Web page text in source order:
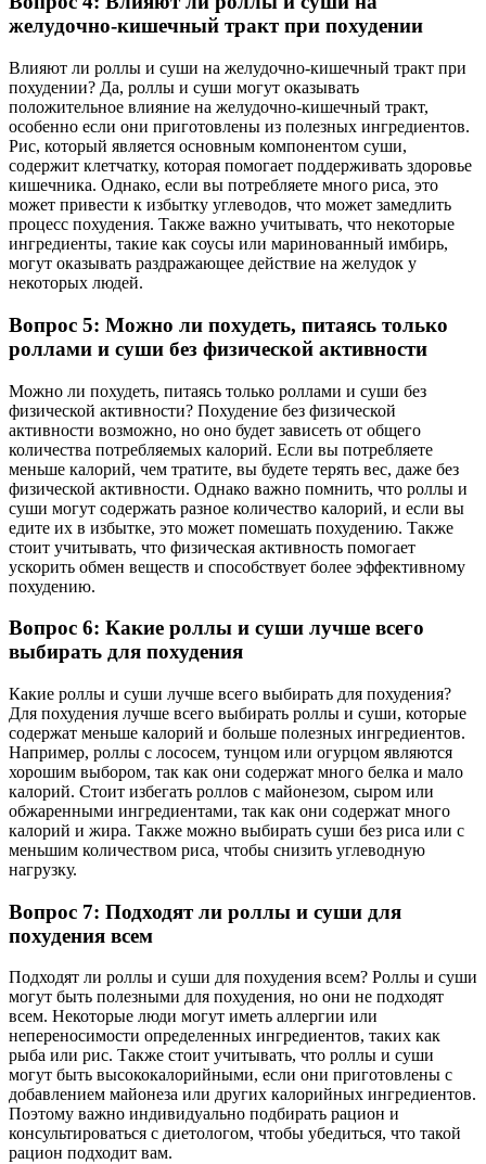
желудочно-кишечный тракт при похудении
Влияют ли роллы и суши на желудочно-кишечный тракт при
похудении? Да, роллы и суши могут оказывать
положительное влияние на желудочно-кишечный тракт,
особенно если они приготовлены из полезных ингредиентов.
Рис, который является основным компонентом суши,
содержит клетчатку, которая помогает поддерживать здоровье
кишечника. Однако, если вы потребляете много риса, это
может привести к избытку углеводов, что может замедлить
процесс похудения. Также важно учитывать, что некоторые
ингредиенты, такие как соусы или маринованный имбирь,
могут оказывать раздражающее действие на желудок у
некоторых людей.
Вопрос 5: Можно ли похудеть, питаясь только
роллами и суши без физической активности
Можно ли похудеть, питаясь только роллами и суши без
физической активности? Похудение без физической
активности возможно, но оно будет зависеть от общего
количества потребляемых калорий. Если вы потребляете
меньше калорий, чем тратите, вы будете терять вес, даже без
физической активности. Однако важно помнить, что роллы и
суши могут содержать разное количество калорий, и если вы
едите их в избытке, это может помешать похудению. Также
стоит учитывать, что физическая активность помогает
ускорить обмен веществ и способствует более эффективному
похудению.
Вопрос 6: Какие роллы и суши лучше всего
выбирать для похудения
Какие роллы и суши лучше всего выбирать для похудения?
Для похудения лучше всего выбирать роллы и суши, которые
содержат меньше калорий и больше полезных ингредиентов.
Например, роллы с лососем, тунцом или огурцом являются
хорошим выбором, так как они содержат много белка и мало
калорий. Стоит избегать роллов с майонезом, сыром или
обжаренными ингредиентами, так как они содержат много
калорий и жира. Также можно выбирать суши без риса или с
меньшим количеством риса, чтобы снизить углеводную
нагрузку.
Вопрос 7: Подходят ли роллы и суши для
похудения всем
Подходят ли роллы и суши для похудения всем? Роллы и суши
могут быть полезными для похудения, но они не подходят
всем. Некоторые люди могут иметь аллергии или
непереносимости определенных ингредиентов, таких как
рыба или рис. Также стоит учитывать, что роллы и суши
могут быть высококалорийными, если они приготовлены с
добавлением майонеза или других калорийных ингредиентов.
Поэтому важно индивидуально подбирать рацион и
консультироваться с диетологом, чтобы убедиться, что такой
рацион подходит вам.